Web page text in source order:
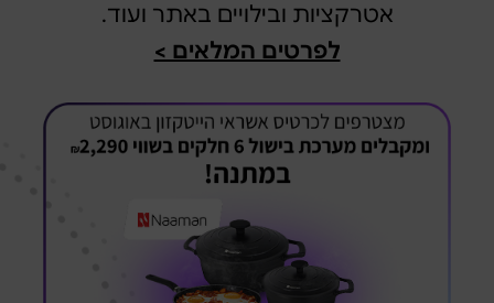
אטרקציות ובילויים באתר ועוד.
לפרטים המלאים >